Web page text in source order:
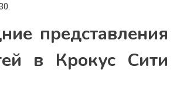
представления
в Крокус Сити